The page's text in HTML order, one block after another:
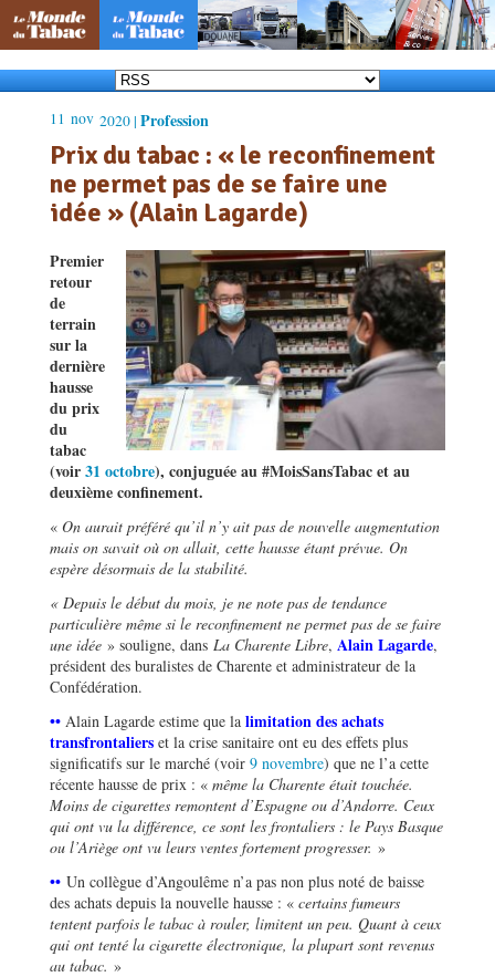
11 nov 2020 | Profession
Prix du tabac : « le reconfinement
ne permet pas de se faire une
idée » (Alain Lagarde)
Premier
retour
de
terrain
sur la
dernière
hausse
du prix
du
tabac
(voir31 octobre), conjuguée au #MoisSansTabac et au
deuxième confinement.
« On aurait préféré qu’il n’y ait pas de nouvelle augmentation
mais on savait où on allait, cette hausse étant prévue. On
espère désormais de la stabilité.
« Depuis le début du mois, je ne note pas de tendance
particulière même si le reconfinement ne permet pas de se faire
une idée » souligne, dans La Charente Libre, Alain Lagarde,
président des buralistes de Charente et administrateur de la
Confédération.
•• Alain Lagarde estime que la limitation des achats
transfrontaliers et la crise sanitaire ont eu des effets plus
significatifs sur le marché (voir 9 novembre) que ne l’a cette
récente hausse de prix : « même la Charente était touchée.
Moins de cigarettes remontent d’Espagne ou d’Andorre. Ceux
qui ont vu la différence, ce sont les frontaliers : le Pays Basque
ou l’Ariège ont vu leurs ventes fortement progresser. »
•• Un collègue d’Angoulême n’a pas non plus noté de baisse
des achats depuis la nouvelle hausse : « certains fumeurs
tentent parfois le tabac à rouler, limitent un peu. Quant à ceux
qui ont tenté la cigarette électronique, la plupart sont revenus
au tabac. »